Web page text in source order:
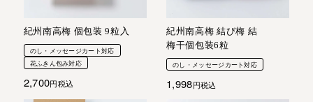
紀州南高梅 個包装 9粒入
のし・メッセージカート対応
花ふきん包み対応
2,700 税込
紀州南高梅 結び梅 結
梅干個包装6粒
のし・メッセージカート対応
1,998 税込